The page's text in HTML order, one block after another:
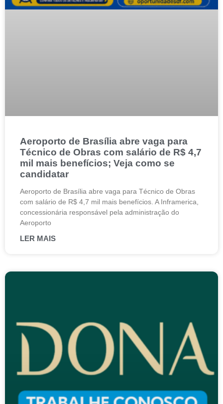
Aeroporto de Brasília abre vaga para
Técnico de Obras com salário de R$ 4,7
mil mais benefícios; Veja como se
candidatar
Aeroporto de Brasília abre vaga para Técnico de Obras
com salário de R$ 4,7 mil mais benefícios. A Inframerica,
concessionária responsável pela administração do
Aeroporto
LER MAIS